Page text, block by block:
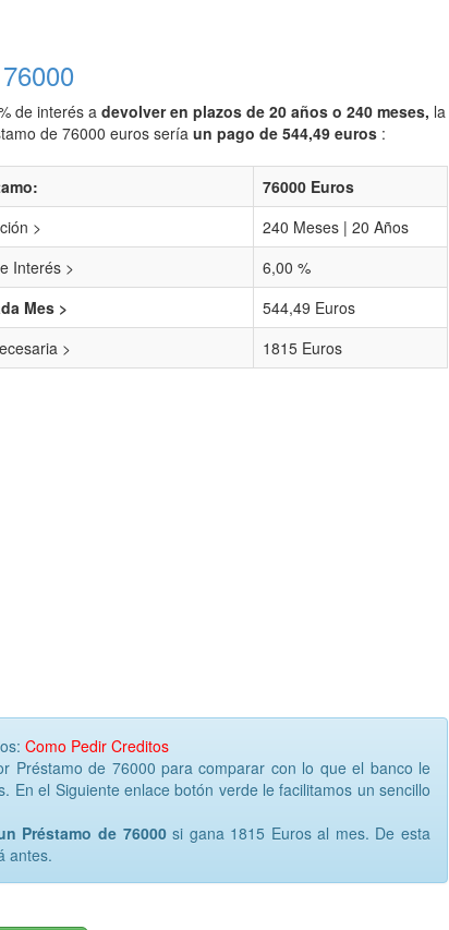
de interés a devolver en plazos de 20 años o 240 meses, la
de 76000 euros sería un pago de 544,49 euros :
76000 Euros
>
240 Meses | 20 Años
Interés >
6,00 %
Mes >
544,49 Euros
> 1815 Euros
Como Pedir Creditos
Préstamo de 76000 para comparar con lo que el banco le
En el Siguiente enlace botón verde le facilitamos un sencillo
Préstamo de 76000si gana 1815 Euros al mes. De esta
antes.